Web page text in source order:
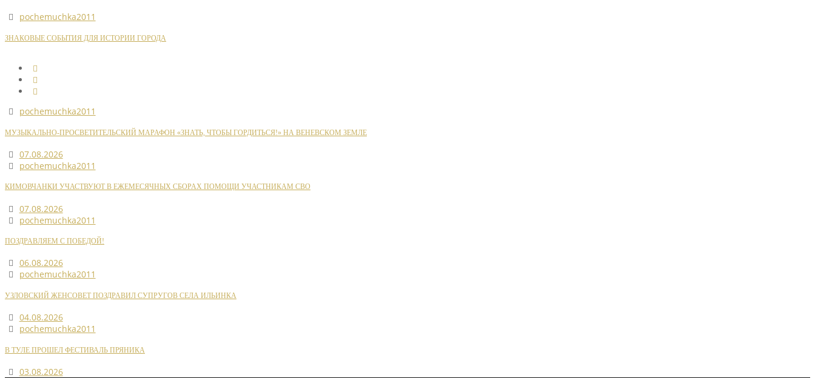
pochemuchka2011
ЗНАКОВЫЕ СОБЫТИЯ ДЛЯ ИСТОРИИ ГОРОДА
pochemuchka2011
МУЗЫКАЛЬНО-ПРОСВЕТИТЕЛЬСКИЙ МАРАФОН «ЗНАТЬ, ЧТОБЫ ГОРДИТЬСЯ!» НА ВЕНЕВСКОМ ЗЕМЛЕ
07.08.2026
pochemuchka2011
КИМОВЧАНКИ УЧАСТВУЮТ В ЕЖЕМЕСЯЧНЫХ СБОРАХ ПОМОЩИ УЧАСТНИКАМ СВО
07.08.2026
pochemuchka2011
ПОЗДРАВЛЯЕМ С ПОБЕДОЙ!
06.08.2026
pochemuchka2011
УЗЛОВСКИЙ ЖЕНСОВЕТ ПОЗДРАВИЛ СУПРУГОВ СЕЛА ИЛЬИНКА
04.08.2026
pochemuchka2011
В ТУЛЕ ПРОШЕЛ ФЕСТИВАЛЬ ПРЯНИКА
03.08.2026